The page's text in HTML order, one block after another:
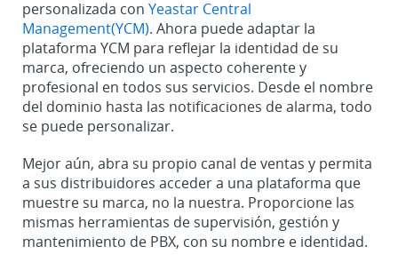
personalizada con Yeastar Central
Management(YCM). Ahora puede adaptar la
plataforma YCM para reflejar la identidad de su
marca, ofreciendo un aspecto coherente y
profesional en todos sus servicios. Desde el nombre
del dominio hasta las notificaciones de alarma, todo
se puede personalizar.
Mejor aún, abra su propio canal de ventas y permita
a sus distribuidores acceder a una plataforma que
muestre su marca, no la nuestra. Proporcione las
mismas herramientas de supervisión, gestión y
mantenimiento de PBX, con su nombre e identidad.